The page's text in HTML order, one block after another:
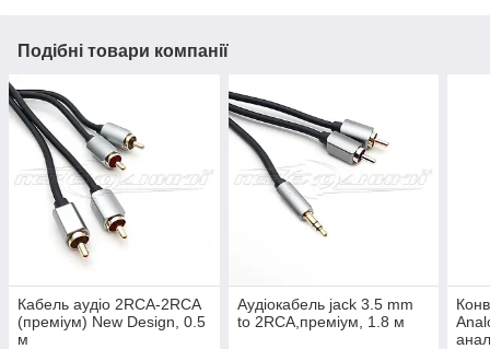
Подібні товари компанії
Кабель аудіо 2RCA-2RCA
(преміум) New Design, 0.5
м
Аудіокабель jack 3.5 mm
to 2RCA,преміум, 1.8 м